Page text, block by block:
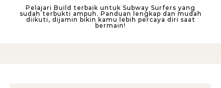
Pelajari Build terbaik untuk Subway Surfers yang
sudah terbukti ampuh. Panduan lengkap dan mudah
diikuti, dijamin bikin kamu lebih percaya diri saat
bermain!